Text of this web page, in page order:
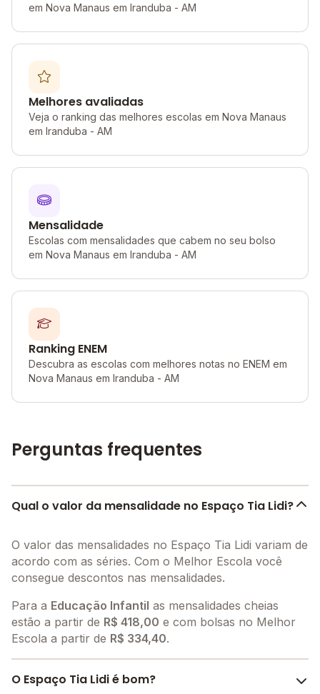
em Nova Manaus em Iranduba - AM
Melhores avaliadas
Veja o ranking das melhores escolas em Nova Manaus
em Iranduba - AM
Mensalidade
Escolas com mensalidades que cabem no seu bolso
em Nova Manaus em Iranduba - AM
Ranking ENEM
Descubra as escolas com melhores notas no ENEM em
Nova Manaus em Iranduba - AM
Perguntas frequentes
Qual o valor da mensalidade no Espaço Tia Lidi?
O valor das mensalidades no Espaço Tia Lidi variam de
acordo com as séries. Com o Melhor Escola você
consegue descontos nas mensalidades.
Para a Educação Infantil as mensalidades cheias
estão a partir de R$ 418,00 e com bolsas no Melhor
Escola a partir de R$ 334,40.
O Espaço Tia Lidi é bom?